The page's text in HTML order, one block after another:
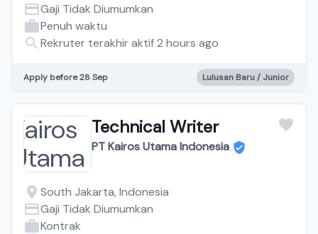
Gaji Tidak Diumumkan
Penuh waktu
Rekruter terakhir aktif 2 hours ago
Apply before 28 Sep Lulusan Baru / Junior
Technical Writer
PT Kairos Utama Indonesia
South Jakarta, Indonesia
Gaji Tidak Diumumkan
Kontrak